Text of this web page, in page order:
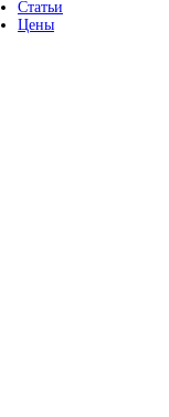
Статьи
Цены